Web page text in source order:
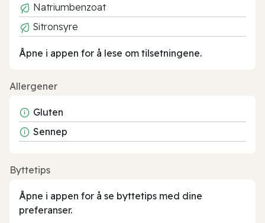
Natriumbenzoat
Sitronsyre
Åpne i appen for å lese om tilsetningene.
Allergener
Gluten
Sennep
Byttetips
Åpne i appen for å se byttetips med dine
preferanser.